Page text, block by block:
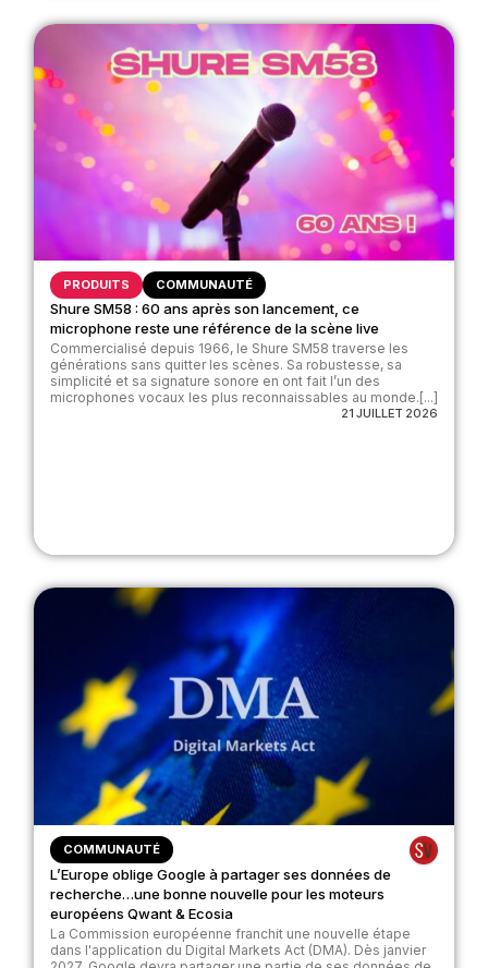
PRODUITS COMMUNAUTÉ
Shure SM58 : 60 ans après son lancement, ce
microphone reste une référence de la scène live
Commercialisé depuis 1966, le Shure SM58 traverse les
générations sans quitter les scènes. Sa robustesse, sa
simplicité et sa signature sonore en ont fait l’un des
microphones vocaux les plus reconnaissables au monde.[...]
21 JUILLET 2026
COMMUNAUTÉ
L’Europe oblige Google à partager ses données de
recherche…une bonne nouvelle pour les moteurs
européens Qwant & Ecosia
La Commission européenne franchit une nouvelle étape
dans l'application du Digital Markets Act (DMA). Dès janvier